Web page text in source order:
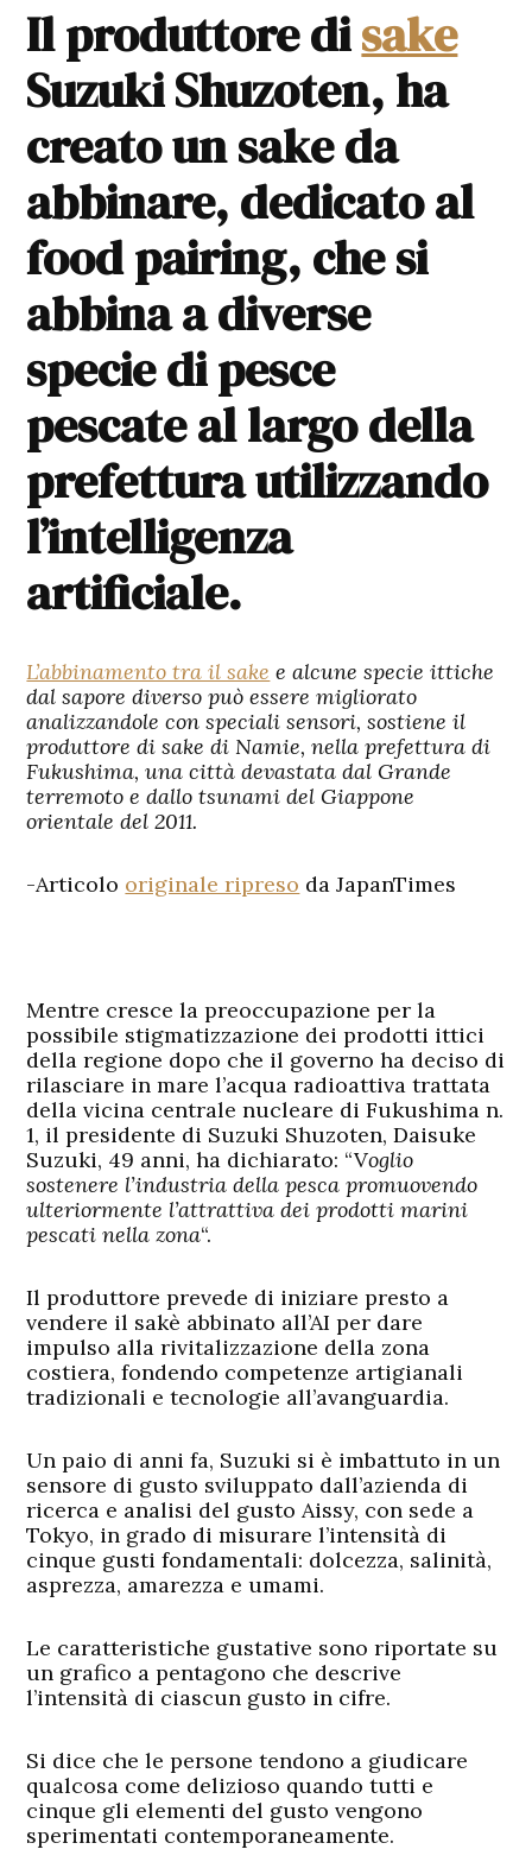
Il produttore disake
Suzuki Shuzoten, ha
creato un sake da
abbinare, dedicato al
food pairing, che si
abbina a diverse
specie di pesce
pescate al largo della
prefettura utilizzando
l’intelligenza
artificiale.
L’abbinamento tra il sake e alcune specie ittiche
dal sapore diverso può essere migliorato
analizzandole con speciali sensori, sostiene il
produttore di sake di Namie, nella prefettura di
Fukushima, una città devastata dal Grande
terremoto e dallo tsunami del Giappone
orientale del 2011.
-Articolo originale ripreso da JapanTimes
Mentre cresce la preoccupazione per la
possibile stigmatizzazione dei prodotti ittici
della regione dopo che il governo ha deciso di
rilasciare in mare l’acqua radioattiva trattata
della vicina centrale nucleare di Fukushima n.
1, il presidente di Suzuki Shuzoten, Daisuke
Suzuki, 49 anni, ha dichiarato: “Voglio
sostenere l’industria della pesca promuovendo
ulteriormente l’attrattiva dei prodotti marini
pescati nella zona“.
Il produttore prevede di iniziare presto a
vendere il sakè abbinato all’AI per dare
impulso alla rivitalizzazione della zona
costiera, fondendo competenze artigianali
tradizionali e tecnologie all’avanguardia.
Un paio di anni fa, Suzuki si è imbattuto in un
sensore di gusto sviluppato dall’azienda di
ricerca e analisi del gusto Aissy, con sede a
Tokyo, in grado di misurare l’intensità di
cinque gusti fondamentali: dolcezza, salinità,
asprezza, amarezza e umami.
Le caratteristiche gustative sono riportate su
un grafico a pentagono che descrive
l’intensità di ciascun gusto in cifre.
Si dice che le persone tendono a giudicare
qualcosa come delizioso quando tutti e
cinque gli elementi del gusto vengono
sperimentati contemporaneamente.